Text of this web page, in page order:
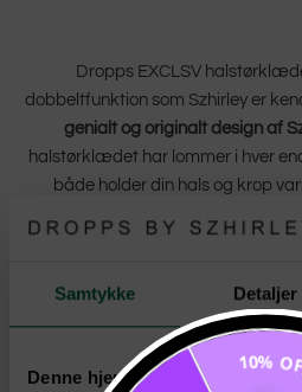
Samtykke Detaljer
Denne hjemmeside bruger
Dropps EXCLSV
dobbeltfunktion som Szhirley er
genialt og originalt design af
halstørklædet har lommer i hver
både holder din hals og krop
Halstørklædet er i lækker tyk
Passer perfekt til den årstid vi går
enten at holde din hænder varme
sager. Lommerne er lukkede i den
10%